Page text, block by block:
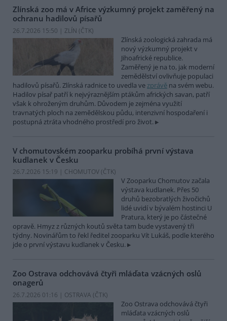
Zlínská zoo má v Africe výzkumný projekt zaměřený na
ochranu hadilovů písařů
26.7.2026 15:50 | ZLÍN (ČTK)
Zlínská zoologická zahrada má
nový výzkumný projekt v
Jihoafrické republice.
Zaměřený je na to, jak moderní
zemědělství ovlivňuje populaci
hadilovů písařů. Zlínská radnice to uvedla vezprávě na svém webu.
Hadilov písař patří k nejvýraznějším ptákům afrických savan, patří
však k ohroženým druhům. Důvodem je zejména využití
travnatých ploch na zemědělskou půdu, intenzivní hospodaření i
postupná ztráta vhodného prostředí pro život.
V chomutovském zooparku probíhá první výstava
kudlanek v Česku
26.7.2026 15:19 | CHOMUTOV (ČTK)
V Zooparku Chomutov začala
výstava kudlanek. Přes 50
druhů bezobratlých živočichů
lidé uvidí v bývalém hostinci U
Pratura, který je po částečné
opravě. Hmyz z různých koutů světa tam bude vystavený tři
týdny. Novinářům to řekl ředitel zooparku Vít Lukáš, podle kterého
jde o první výstavu kudlanek v Česku.
Zoo Ostrava odchovává čtyři mláďata vzácných oslů
onagerů
26.7.2026 01:16 | OSTRAVA (ČTK)
Zoo Ostrava odchovává čtyři
mláďata vzácných oslů